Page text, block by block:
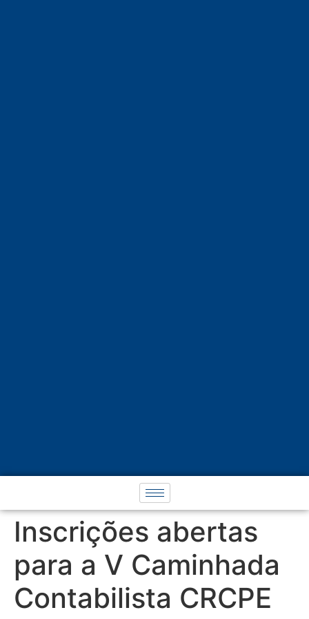
Inscrições abertas
para a V Caminhada
Contabilista CRCPE